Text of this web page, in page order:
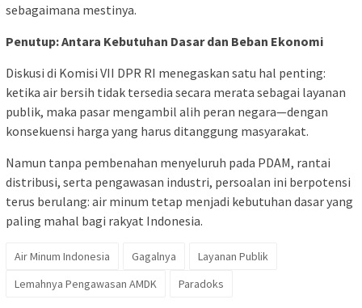
sebagaimana mestinya.
Penutup: Antara Kebutuhan Dasar dan Beban Ekonomi
Diskusi di Komisi VII DPR RI menegaskan satu hal penting:
ketika air bersih tidak tersedia secara merata sebagai layanan
publik, maka pasar mengambil alih peran negara—dengan
konsekuensi harga yang harus ditanggung masyarakat.
Namun tanpa pembenahan menyeluruh pada PDAM, rantai
distribusi, serta pengawasan industri, persoalan ini berpotensi
terus berulang: air minum tetap menjadi kebutuhan dasar yang
paling mahal bagi rakyat Indonesia.
Air Minum Indonesia Gagalnya
Layanan Publik
Lemahnya Pengawasan AMDK
Paradoks